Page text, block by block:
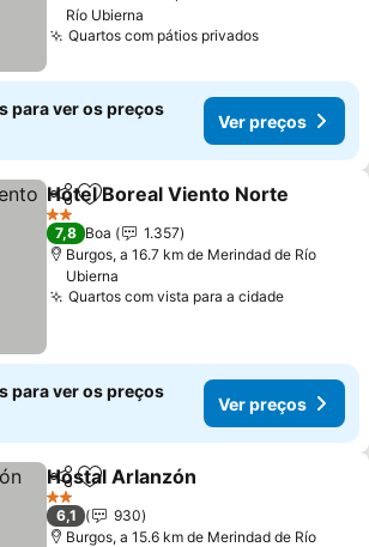
Río Ubierna
Quartos com pátios privadosVer preços
para ver os preços
Ver preços
PartilharAdicionar aos favoritos
Hotel Boreal Viento Norte
2 Estrelas
7,8 Boa
1.357
Burgos, a 16.7 km de Merindad de Río
Ubierna
Quartos com vista para a cidadeVer
para ver os preços
Ver preços
PartilharAdicionar aos favoritos
Hostal Arlanzón
2 Estrelas
6,1
930
Burgos, a 15.6 km de Merindad de Río